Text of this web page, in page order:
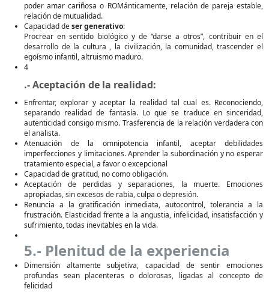
poder amar cariñosa o ROMánticamente, relación de pareja estable,
relación de mutualidad.
Capacidad deser generativo:
Procrear en sentido biológico y de “darse a otros”, contribuir en el
desarrollo de la cultura , la civilización, la comunidad, trascender el
egoísmo infantil, altruismo maduro.
4
.- Aceptación de la realidad:
Enfrentar, explorar y aceptar la realidad tal cual es. Reconociendo,
separando realidad de fantasía. Lo que se traduce en sinceridad,
autenticidad consigo mismo. Trasferencia de la relación verdadera con
el analista.
Atenuación de la omnipotencia infantil, aceptar debilidades
imperfecciones y limitaciones. Aprender la subordinación y no esperar
tratamiento especial, a favor o excepcional
Capacidad de gratitud, no como obligación.
Aceptación de perdidas y separaciones, la muerte. Emociones
apropiadas, sin excesos de rabia, culpa o depresión.
Renuncia a la gratificación inmediata, autocontrol, tolerancia a la
frustración. Elasticidad frente a la angustia, infelicidad, insatisfacción y
sufrimiento, todas inevitables en la vida.
5.- Plenitud de la experiencia
Dimensión altamente subjetiva, capacidad de sentir emociones
profundas sean placenteras o dolorosas, ligadas al concepto de
felicidad